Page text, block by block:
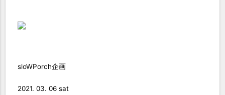
sloWPorch企画
2021. 03. 06 sat